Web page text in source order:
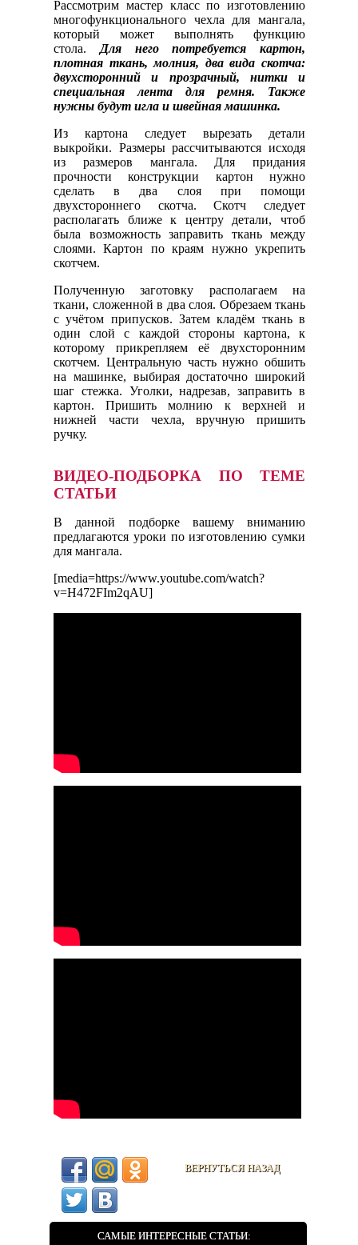
Рассмотрим мастер класс по изготовлению
многофункционального чехла для мангала,
который может выполнять функцию
стола. Для него потребуется картон,
плотная ткань, молния, два вида скотча:
двухсторонний и прозрачный, нитки и
специальная лента для ремня. Также
нужны будут игла и швейная машинка.
Из картона следует вырезать детали
выкройки. Размеры рассчитываются исходя
из размеров мангала. Для придания
прочности конструкции картон нужно
сделать в два слоя при помощи
двухстороннего скотча. Скотч следует
располагать ближе к центру детали, чтоб
была возможность заправить ткань между
слоями. Картон по краям нужно укрепить
скотчем.
Полученную заготовку располагаем на
ткани, сложенной в два слоя. Обрезаем ткань
с учётом припусков. Затем кладём ткань в
один слой с каждой стороны картона, к
которому прикрепляем её двухсторонним
скотчем. Центральную часть нужно обшить
на машинке, выбирая достаточно широкий
шаг стежка. Уголки, надрезав, заправить в
картон. Пришить молнию к верхней и
нижней части чехла, вручную пришить
ручку.
ВИДЕО-ПОДБОРКА ПО ТЕМЕ
СТАТЬИ
В данной подборке вашему вниманию
предлагаются уроки по изготовлению сумки
для мангала.
[media=https://www.youtube.com/watch?
v=H472FIm2qAU]
ВЕРНУТЬСЯ НАЗАД
САМЫЕ ИНТЕРЕСНЫЕ СТАТЬИ: